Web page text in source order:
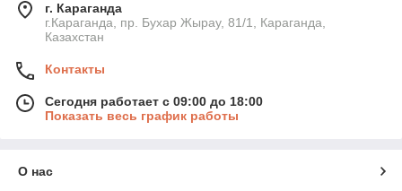
г. Караганда
г.Караганда, пр. Бухар Жырау, 81/1, Караганда,
Казахстан
Контакты
Сегодня работает с 09:00 до 18:00
Показать весь график работы
О нас